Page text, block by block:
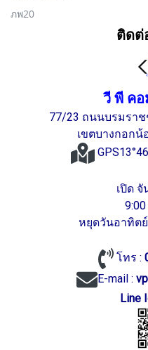
ภพ20
ติดต่
วี พี ค
77/23 ถนนบรมรา
เขตบางกอกน้
เปิด จั
หยุดวันอาทิต
โทร :
E-mail :
Line